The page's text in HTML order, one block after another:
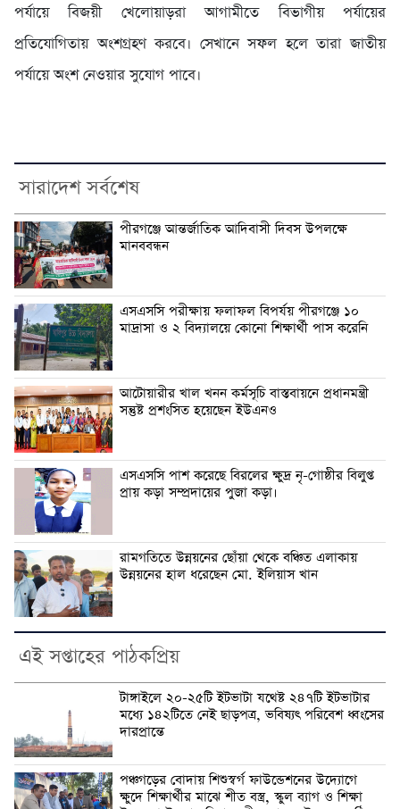
পর্যায়ে বিজয়ী খেলোয়াড়রা আগামীতে বিভাগীয় পর্যায়ের
প্রতিযোগিতায় অংশগ্রহণ করবে। সেখানে সফল হলে তারা জাতীয়
পর্যায়ে অংশ নেওয়ার সুযোগ পাবে।
সারাদেশ সর্বশেষ
পীরগঞ্জে আন্তর্জাতিক আদিবাসী দিবস উপলক্ষে
মানববন্ধন
এসএসসি পরীক্ষায় ফলাফল বিপর্যয় পীরগঞ্জে ১০
মাদ্রাসা ও ২ বিদ্যালয়ে কোনো শিক্ষার্থী পাস করেনি
আটোয়ারীর খাল খনন কর্মসূচি বাস্তবায়নে প্রধানমন্ত্রী
সন্তুষ্ট প্রশংসিত হয়েছেন ইউএনও
এসএসসি পাশ করেছে বিরলের ক্ষুদ্র নৃ-গোষ্ঠীর বিলুপ্ত
প্রায় কড়া সম্প্রদায়ের পুজা কড়া।
রামগতিতে উন্নয়নের ছোঁয়া থেকে বঞ্চিত এলাকায়
উন্নয়নের হাল ধরেছেন মো. ইলিয়াস খান
এই সপ্তাহের পাঠকপ্রিয়
টাঙ্গাইলে ২০-২৫টি ইটভাটা যথেষ্ট ২৪৭টি ইটভাটার
মধ্যে ১৪২টিতে নেই ছাড়পত্র, ভবিষ্যৎ পরিবেশ ধ্বংসের
দারপ্রান্তে
পঞ্চগড়ের বোদায় শিশুস্বর্গ ফাউন্ডেশনের উদ্যোগে
ক্ষুদে শিক্ষার্থীর মাঝে শীত বস্ত্র, স্কুল ব্যাগ ও শিক্ষা